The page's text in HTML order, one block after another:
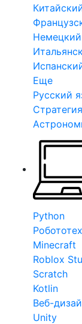
Еще
Русский
Python
Minecraft
Roblox
Scratch
Kotlin
Веб-
Unity